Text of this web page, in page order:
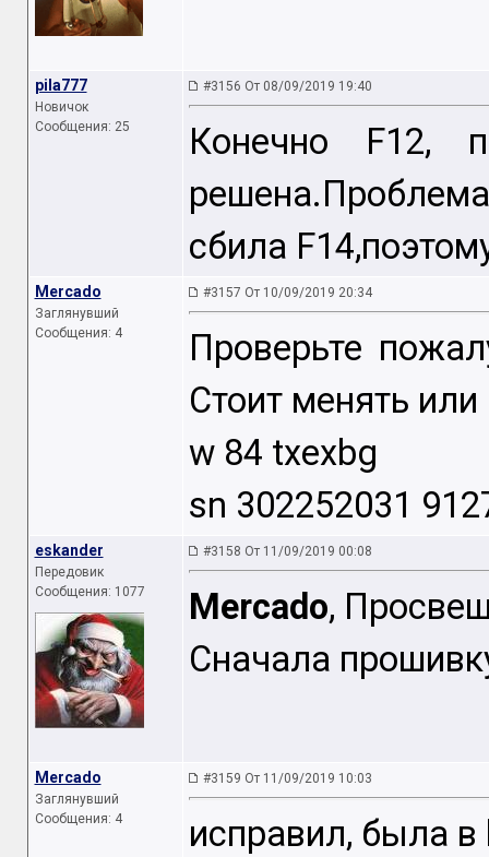
pila777
Новичок
Сообщения: 25
#3156 От 08/09/2019 19:40
Конечно F12,
сбила
Mercado
Заглянувший
Сообщения: 4
#3157 От 10/09/2019 20:34
Проверьте
Стоит менять или
w 84 txexbg
sn 302252031
eskander
Передовик
Сообщения: 1077
#3158 От 11/09/2019 00:08
Mercado,
Сначала
Mercado
Заглянувший
Сообщения: 4
#3159 От 11/09/2019 10:03
исправил, была в